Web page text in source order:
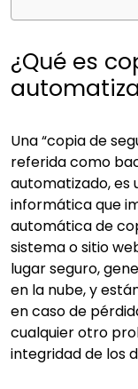
¿Qué es
Una “copia de
referida como
automatizado, es
informática que
automática de
sistema o sitio
lugar seguro,
en la nube, y
en caso de
cualquier otro
integridad de los